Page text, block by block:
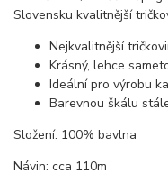
Slovensku kvalitnější
Nejkvalitnější
Krásný, lehce
Ideální pro výrobu
Barevnou škálu
Složení: 100% bavlna
Návin: cca 110m